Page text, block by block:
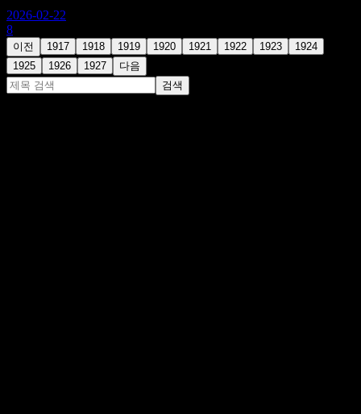
2026-02-22
8
이전 1917 1918 1919 1920 1921 1922 1923
1924
1925
1926 1927
다음
검색